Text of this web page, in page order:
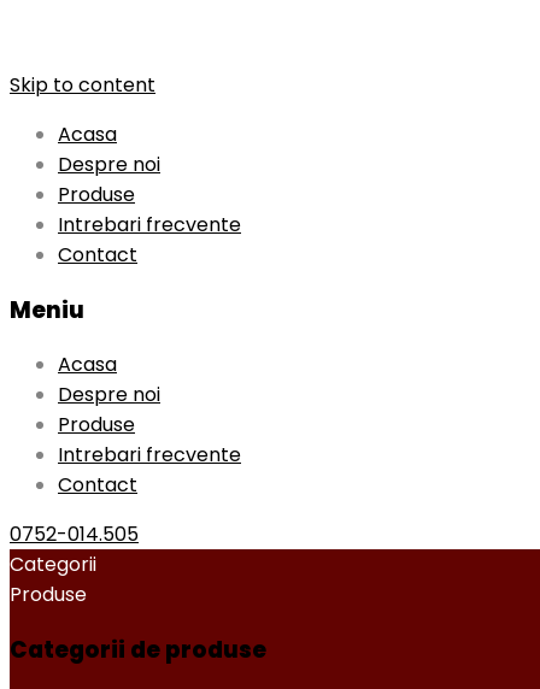
Skip to content
Acasa
Despre noi
Produse
Intrebari frecvente
Contact
Meniu
Acasa
Despre noi
Produse
Intrebari frecvente
Contact
0752-014.505
Categorii
Produse
Categorii de produse